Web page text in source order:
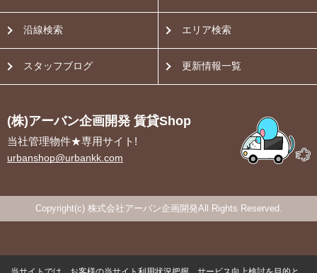
沿線検索 エリア検索
スタッフブログ 更新情報一覧
(株)アーバン企画開発 賃貸Shop
当社管理物件★専用サイト!
urbanshop@urbankk.com
Copyright(c) 株式会社アーバン企画開発All Rights Reserved.